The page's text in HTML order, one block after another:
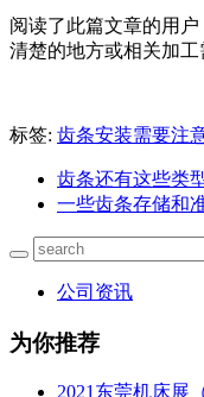
阅读了此篇文章的用户
清楚的地方或相关加工
标签: 齿条安装需要注
齿条还有这些类
一些齿条存储和
公司资讯
为你推荐
2021东莞机床展